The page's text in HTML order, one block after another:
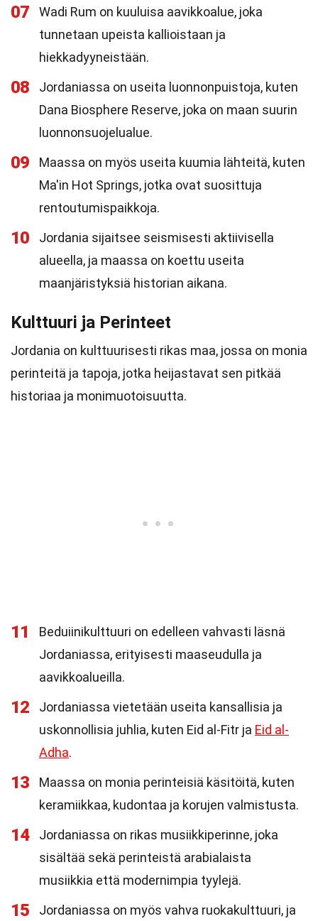
07
Wadi Rum on kuuluisa aavikkoalue, joka
tunnetaan upeista kallioistaan ja
hiekkadyyneistään.
08
Jordaniassa on useita luonnonpuistoja, kuten
Dana Biosphere Reserve, joka on maan suurin
luonnonsuojelualue.
09
Maassa on myös useita kuumia lähteitä, kuten
Ma'in Hot Springs, jotka ovat suosittuja
rentoutumispaikkoja.
10
Jordania sijaitsee seismisesti aktiivisella
alueella, ja maassa on koettu useita
maanjäristyksiä historian aikana.
Kulttuuri ja Perinteet
Jordania on kulttuurisesti rikas maa, jossa on monia
perinteitä ja tapoja, jotka heijastavat sen pitkää
historiaa ja monimuotoisuutta.
11
Beduiinikulttuuri on edelleen vahvasti läsnä
Jordaniassa, erityisesti maaseudulla ja
aavikkoalueilla.
12
Jordaniassa vietetään useita kansallisia ja
uskonnollisia juhlia, kuten Eid al-Fitr ja Eid al-
Adha.
13
Maassa on monia perinteisiä käsitöitä, kuten
keramiikkaa, kudontaa ja korujen valmistusta.
14
Jordaniassa on rikas musiikkiperinne, joka
sisältää sekä perinteistä arabialaista
musiikkia että modernimpia tyylejä.
15
Jordaniassa on myös vahva ruokakulttuuri, ja